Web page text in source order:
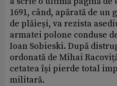
1691, când, apărată de un
de plăieși, va rezista
armatei polone conduse
Ioan Sobieski. După
ordonată de Mihai
cetatea își pierde total
militară.